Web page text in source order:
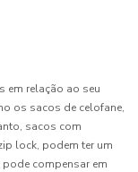
em relação ao seu
os sacos de celofane,
sacos com
lock, podem ter um
compensar em